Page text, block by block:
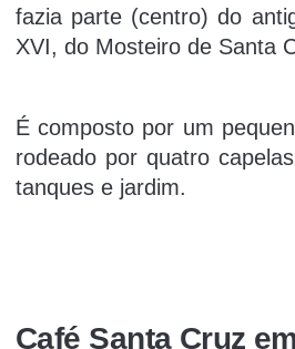
fazia parte (centro) do
XVI, do Mosteiro de Santa
É composto por um
rodeado por quatro
tanques e jardim.
Café Santa Cruz